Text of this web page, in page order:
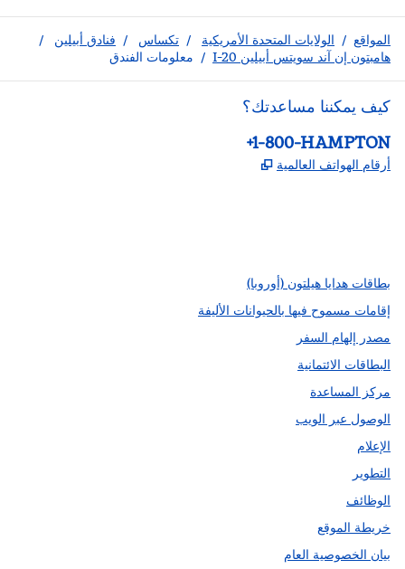
المواقع / الولايات المتحدة الأمريكية / تكساس / فنادق أبيلين
/
هامبتون إن آند سويتس أبيلين I-20
/ معلومات الفندق
كيف يمكننا مساعدتك؟
الهاتف:
+1-800-HAMPTON
أرقام الهواتف العالمية
بطاقات هدايا هيلتون (أوروبا)
إقامات مسموح فيها بالحيوانات الأليفة
مصدر إلهام السفر
البطاقات الائتمانية
مركز المساعدة
الوصول عبر الويب
الإعلام
التطوير
الوظائف
خريطة الموقع
بيان الخصوصية العام